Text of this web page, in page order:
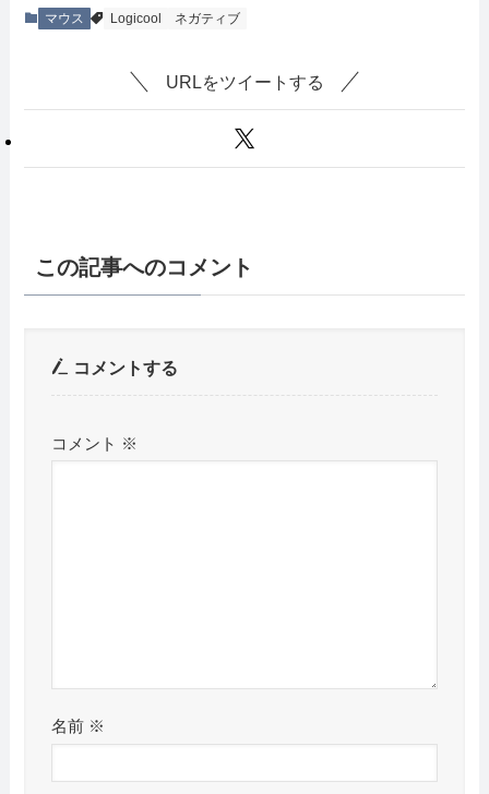
マウス Logicool ネガティブ
URLをツイートする
この記事へのコメント
コメントする
コメント ※
名前 ※